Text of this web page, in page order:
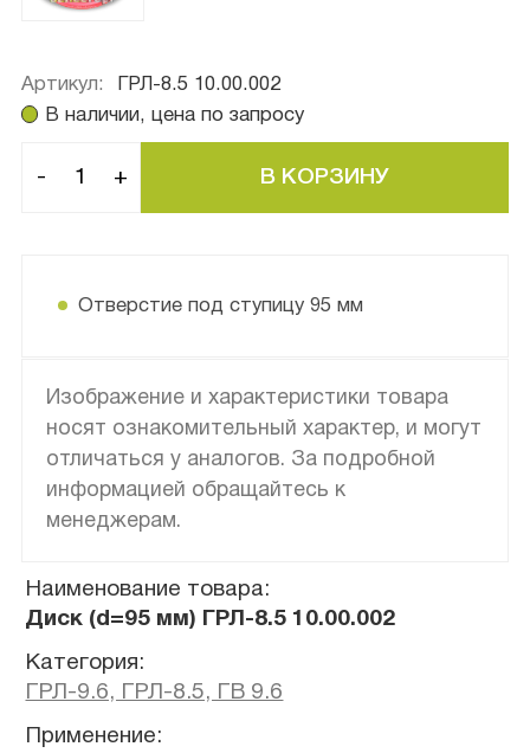
Артикул:
ГРЛ-8.5 10.00.002
В наличии, цена по запросу
- +
Отверстие под ступицу 95 мм
Изображение и характеристики товара
носят ознакомительный характер, и могут
отличаться у аналогов. За подробной
информацией обращайтесь к
менеджерам.
Наименование товара:
Диск (d=95 мм) ГРЛ-8.5 10.00.002
Категория:
ГРЛ-9.6, ГРЛ-8.5, ГВ 9.6
Применение: